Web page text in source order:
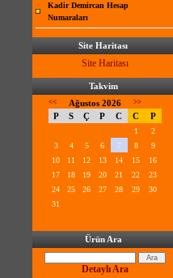
Kadir Demircan Hesap
Numaraları
Site Haritası
Site Haritası
Takvim
<< Ağustos 2026 >>
P S Ç P C C P
1
2
3
4 5 6 7 8
9
10
11 12 13 14 15
16
17
18 19 20 21 22
23
24
25 26 27 28 29
30
31
Ürün Ara
Detaylı Ara